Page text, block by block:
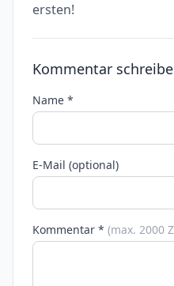
ersten!
Kommentar
Name *
E-Mail (optional)
Kommentar * (max. 2000